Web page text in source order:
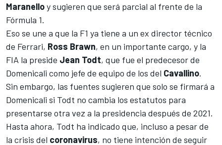
Maranelloy sugieren que será parcial al frente de la
Fórmula 1.
Eso se une a que la F1 ya tiene a un ex director técnico
de Ferrari, Ross Brawn, en un importante cargo, y la
FIA la preside Jean Todt, que fue el predecesor de
Domenicali como jefe de equipo de los del Cavallino.
Sin embargo, las fuentes sugieren que solo se firmará a
Domenicali si Todt no cambia los estatutos para
presentarse otra vez a la presidencia después de 2021.
Hasta ahora, Todt ha indicado que, incluso a pesar de
la crisis del coronavirus, no tiene intención de seguir